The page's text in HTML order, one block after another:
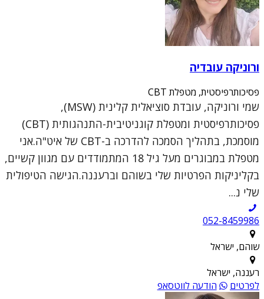
ורוניקה עובדיה
פסיכותרפיסטית, מטפלת CBT
שמי ורוניקה, עובדת סוציאלית קלינית (MSW),
פסיכותרפיסטית ומטפלת קוגניטיבית-התנהגותית (CBT)
מוסמכת, בתהליך הסמכה להדרכה ב-CBT של איט"ה.אני
מטפלת במבוגרים מעל גיל 18 המתמודדים עם מגוון קשיים,
בקליניקות הפרטיות שלי בשוהם וברעננה.הגישה הטיפולית
שלי נ...
052-8459986
שוהם, ישראל
רעננה, ישראל
לפרטים
הודעה לווטסאפ